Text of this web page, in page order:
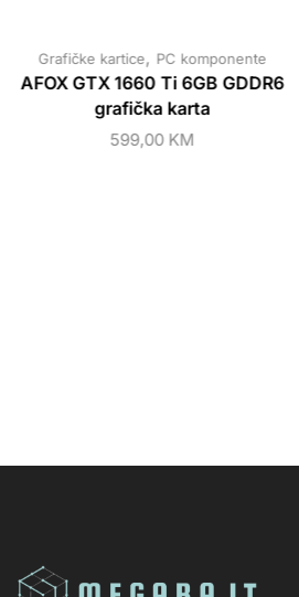
Grafičke kartice, PC komponente
AFOX GTX 1660 Ti 6GB GDDR6
grafička karta
599,00 KM